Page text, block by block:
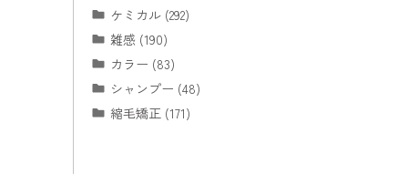
ケミカル (292)
雑感 (190)
カラー (83)
シャンプー (48)
縮毛矯正 (171)